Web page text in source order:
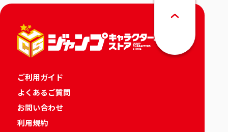
ご利用ガイド
よくあるご質問
お問い合わせ
利用規約